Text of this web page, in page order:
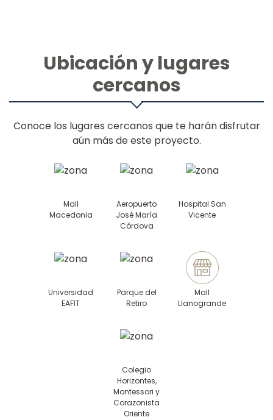
Ubicación y lugares
cercanos
Conoce los lugares cercanos que te harán disfrutar
aún más de este proyecto.
Mall
Macedonia
Aeropuerto
José María
Córdova
Hospital San
Vicente
Universidad
EAFIT
Parque del
Retiro
Mall
Llanogrande
Colegio
Horizontes,
Montessori y
Corazonista
Oriente